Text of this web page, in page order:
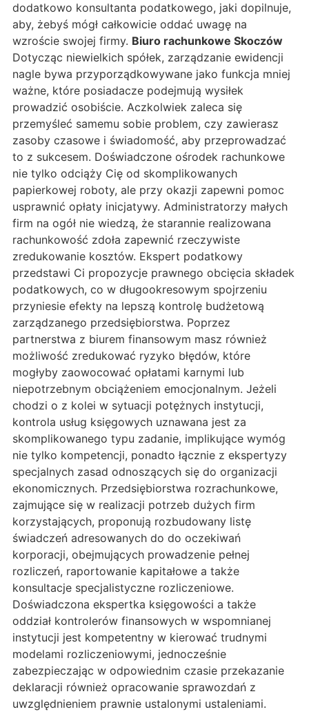
dodatkowo konsultanta podatkowego, jaki dopilnuje,
aby, żebyś mógł całkowicie oddać uwagę na
wzroście swojej firmy. Biuro rachunkowe Skoczów
Dotycząc niewielkich spółek, zarządzanie ewidencji
nagle bywa przyporządkowywane jako funkcja mniej
ważne, które posiadacze podejmują wysiłek
prowadzić osobiście. Aczkolwiek zaleca się
przemyśleć samemu sobie problem, czy zawierasz
zasoby czasowe i świadomość, aby przeprowadzać
to z sukcesem. Doświadczone ośrodek rachunkowe
nie tylko odciąży Cię od skomplikowanych
papierkowej roboty, ale przy okazji zapewni pomoc
usprawnić opłaty inicjatywy. Administratorzy małych
firm na ogół nie wiedzą, że starannie realizowana
rachunkowość zdoła zapewnić rzeczywiste
zredukowanie kosztów. Ekspert podatkowy
przedstawi Ci propozycje prawnego obcięcia składek
podatkowych, co w długookresowym spojrzeniu
przyniesie efekty na lepszą kontrolę budżetową
zarządzanego przedsiębiorstwa. Poprzez
partnerstwa z biurem finansowym masz również
możliwość zredukować ryzyko błędów, które
mogłyby zaowocować opłatami karnymi lub
niepotrzebnym obciążeniem emocjonalnym. Jeżeli
chodzi o z kolei w sytuacji potężnych instytucji,
kontrola usług księgowych uznawana jest za
skomplikowanego typu zadanie, implikujące wymóg
nie tylko kompetencji, ponadto łącznie z ekspertyzy
specjalnych zasad odnoszących się do organizacji
ekonomicznych. Przedsiębiorstwa rozrachunkowe,
zajmujące się w realizacji potrzeb dużych firm
korzystających, proponują rozbudowany listę
świadczeń adresowanych do do oczekiwań
korporacji, obejmujących prowadzenie pełnej
rozliczeń, raportowanie kapitałowe a także
konsultacje specjalistyczne rozliczeniowe.
Doświadczona ekspertka księgowości a także
oddział kontrolerów finansowych w wspomnianej
instytucji jest kompetentny w kierować trudnymi
modelami rozliczeniowymi, jednocześnie
zabezpieczając w odpowiednim czasie przekazanie
deklaracji również opracowanie sprawozdań z
uwzględnieniem prawnie ustalonymi ustaleniami.